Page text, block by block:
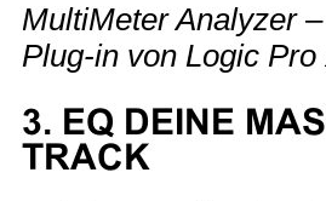
MultiMeter Analyzer
Plug-in von Logic Pro
3. EQ DEINE
TRACK